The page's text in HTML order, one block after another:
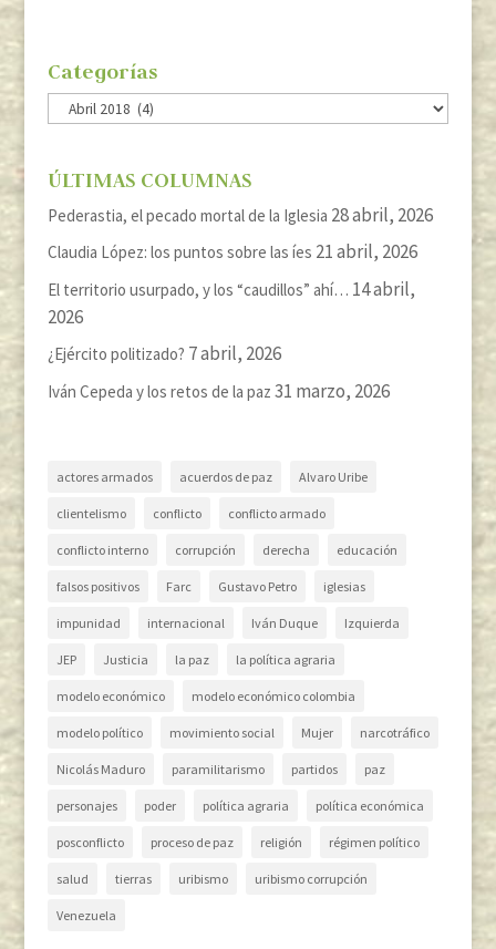
Categorías
Categorías
ÚLTIMAS COLUMNAS
Pederastia, el pecado mortal de la Iglesia 28 abril, 2026
Claudia López: los puntos sobre las íes 21 abril, 2026
El territorio usurpado, y los “caudillos” ahí… 14 abril,
2026
¿Ejército politizado? 7 abril, 2026
Iván Cepeda y los retos de la paz 31 marzo, 2026
actores armados acuerdos de paz Alvaro Uribe
clientelismo conflicto conflicto armado
conflicto interno corrupción derecha educación
falsos positivos Farc Gustavo Petro iglesias
impunidad internacional Iván Duque Izquierda
JEP Justicia la paz la política agraria
modelo económico modelo económico colombia
modelo político movimiento social Mujer narcotráfico
Nicolás Maduro paramilitarismo partidos paz
personajes poder política agraria política económica
posconflicto proceso de paz religión régimen político
salud tierras uribismo uribismo corrupción
Venezuela